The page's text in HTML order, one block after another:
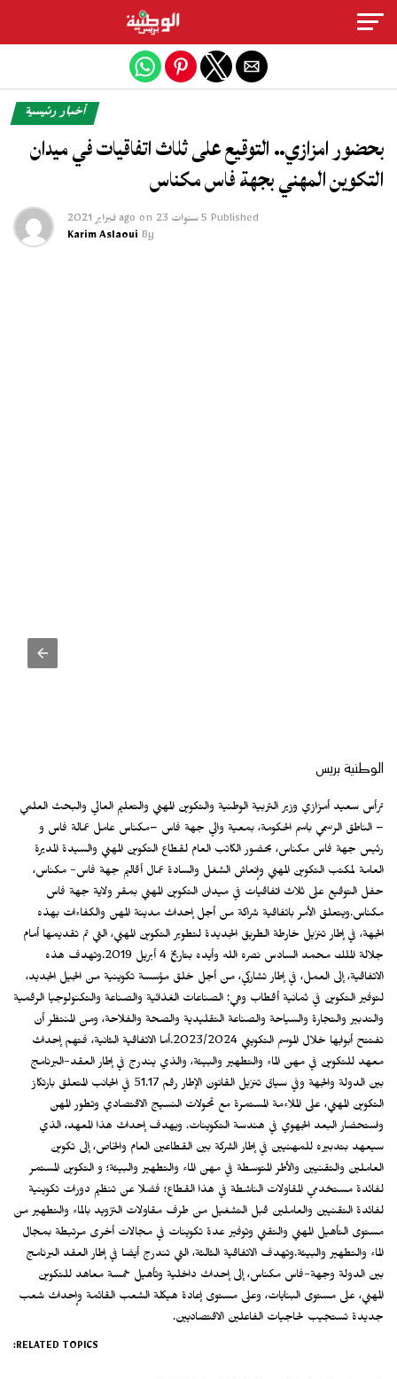
أخبار رئيسية
بحضور امزازي.. التوقيع على ثلاث اتفاقيات في ميدان
التكوين المهني بجهة فاس مكناس
Published 5 سنوات ago on 23 فبراير 2021
By
Karim Aslaoui
الوطنية بريس
ترأس سعيد أمزازي وزير التربية الوطنية والتكوين المهني والتعليم العالي والبحث العلمي
– الناطق الرسمي باسم الحكومة، بمعية والي جهة فاس –مكناس عامل عمالة فاس و
رئيس جهة فاس مكناس، بحضور الكاتب العام لقطاع التكوين المهني والسيدة المديرة
العامة لمكتب التكوين المهني وإنعاش الشغل والسادة عمال أقاليم جهة فاس- مكناس،
حفل التوقيع على ثلاث اتفاقيات في ميدان التكوين المهني بمقر ولاية جهة فاس
مكناس.ويتعلق الأمر باتفاقية شراكة من أجل إحداث مدينة المهن والكفاءات بهذه
الجهة، في إطار تنزيل خارطة الطريق الجديدة لتطوير التكوين المهني، التي تم تقديمها أمام
جلالة الملك محمد السادس نصره الله وأيده بتاريخ 4 أبريل 2019.وتهدف هذه
الاتفاقية، إلى العمل، في إطار تشاركي، من أجل خلق مؤسسة تكوينية من الجيل الجديد،
لتوفير التكوين في ثمانية أقطاب وهي: الصناعات الغذائية والصناعة والتكنولوجيا الرقمية
والتدبير والتجارة والسياحة والصناعة التقليدية والصحة والفلاحة، ومن المنتظر أن
تفتتح أبوابها خلال الموسم التكويني 2023/2024.أما الاتفاقية الثانية، فتهم إحداث
معهد للتكوين في مهن الماء والتطهير والبيئة، والذي يندرج في إطار العقد-البرنامج
بين الدولة والجهة وفي سياق تنزيل القانون الإطار رقم 51.17 في الجانب المتعلق بارتكاز
التكوين المهني، على الملاءمة المستمرة مع تحولات النسيج الاقتصادي وتطور المهن
واستحضار البعد الجهوي في هندسة التكوينات. ويهدف إحداث هذا المعهد، الذي
سيعهد بتدبيره للمهنيين في إطار الشركة بين القطاعين العام والخاص، إلى تكوين
العاملين والتقنيين والأطر المتوسطة في مهن الماء والتطهير والبيئة؛ و التكوين المستمر
لفائدة مستخدمي المقاولات الناشطة في هذا القطاع؛ فضلا عن تنظيم دورات تكوينية
لفائدة التقنيين والعاملين قبل التشغيل من طرف مقاولات التزويد بالماء والتطهير من
مستوى التأهيل المهني والتقني وتوفير عدة تكوينات في مجالات أخرى مرتبطة بمجال
الماء والتطهير والبيئة.وتهدف الاتفاقية الثالثة، التي تندرج أيضا في إطار العقد البرنامج
بين الدولة وجهة-فاس مكناس، إلى إحداث داخلية وتأهيل خمسة معاهد للتكوين
المهني، على مستوى البنايات، وعلى مستوى إعادة هيكلة الشعب القائمة وإحداث شعب
جديدة تستجيب لحاجيات الفاعلين الاقتصاديين.
RELATED TOPICS:
Exit mobile version